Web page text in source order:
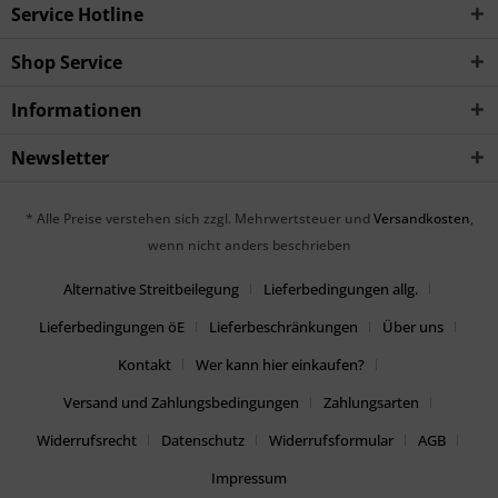
Service Hotline
Shop Service
Informationen
Newsletter
* Alle Preise verstehen sich zzgl. Mehrwertsteuer und Versandkosten,
wenn nicht anders beschrieben
Alternative Streitbeilegung
Lieferbedingungen allg.
Lieferbedingungen öE
Lieferbeschränkungen
Über uns
Kontakt
Wer kann hier einkaufen?
Versand und Zahlungsbedingungen
Zahlungsarten
Widerrufsrecht
Datenschutz Widerrufsformular
AGB
Impressum